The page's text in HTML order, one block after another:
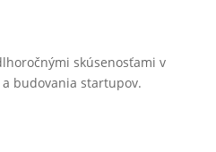
skúsenosťami v
budovania startupov.